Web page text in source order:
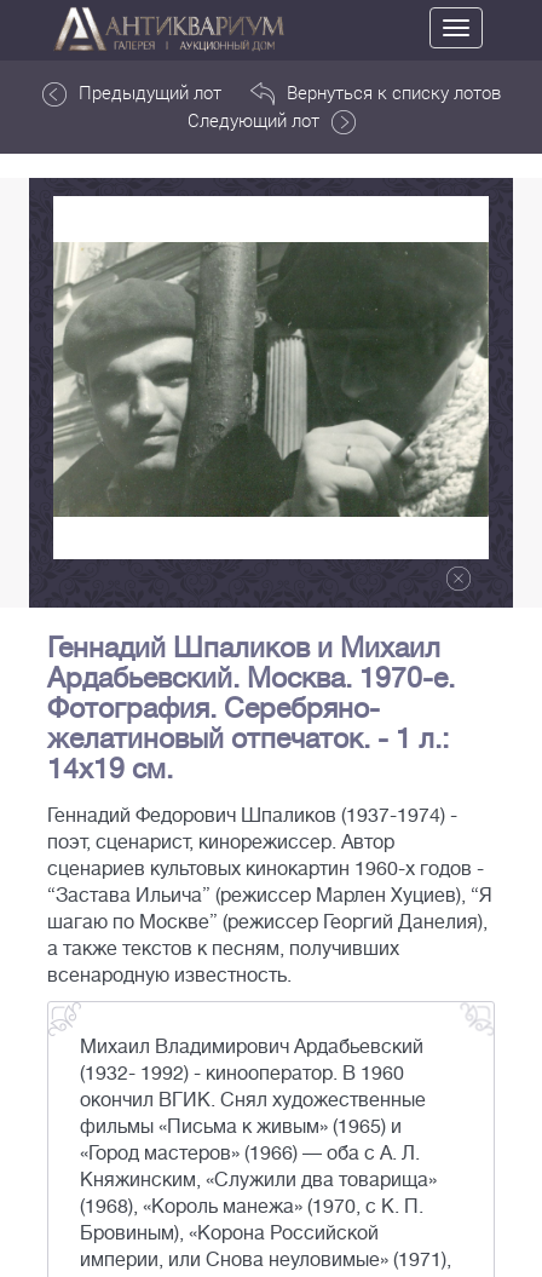
Toggle
navigation
Предыдущий лот
Вернуться к списку лотов
Следующий лот
Геннадий Шпаликов и Михаил
Ардабьевский. Москва. 1970-е.
Фотография. Серебряно-
желатиновый отпечаток. - 1 л.:
14х19 см.
Геннадий Федорович Шпаликов (1937-1974) -
поэт, сценарист, кинорежиссер. Автор
сценариев культовых кинокартин 1960-х годов -
“Застава Ильича” (режиссер Марлен Хуциев), “Я
шагаю по Москве” (режиссер Георгий Данелия),
а также текстов к песням, получивших
всенародную известность.
Михаил Владимирович Ардабьевский
(1932- 1992) - кинооператор. В 1960
окончил ВГИК. Снял художественные
фильмы «Письма к живым» (1965) и
«Город мастеров» (1966) — оба с А. Л.
Княжинским, «Служили два товарища»
(1968), «Король манежа» (1970, с К. П.
Бровиным), «Корона Российской
империи, или Снова неуловимые» (1971),